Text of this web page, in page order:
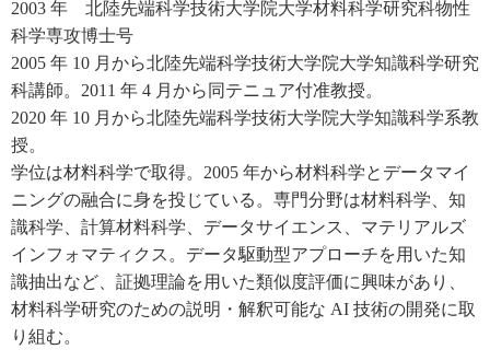
2003 年 北陸先端科学技術大学院大学材料科学研究科物性
科学専攻博士号
2005 年 10 月から北陸先端科学技術大学院大学知識科学研究
科講師。2011 年 4 月から同テニュア付准教授。
2020 年 10 月から北陸先端科学技術大学院大学知識科学系教
授。
学位は材料科学で取得。2005 年から材料科学とデータマイ
ニングの融合に身を投じている。専門分野は材料科学、知
識科学、計算材料科学、データサイエンス、マテリアルズ
インフォマティクス。データ駆動型アプローチを用いた知
識抽出など、証拠理論を用いた類似度評価に興味があり、
材料科学研究のための説明・解釈可能な AI 技術の開発に取
り組む。